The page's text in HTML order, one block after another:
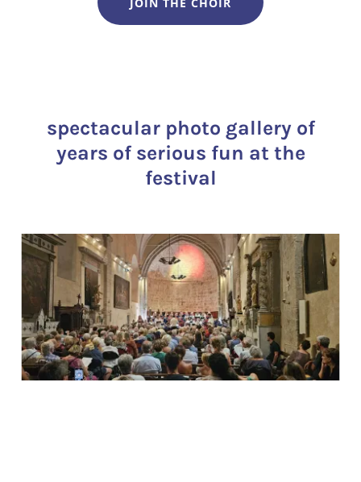
spectacular photo gallery of
years of serious fun at the
festival